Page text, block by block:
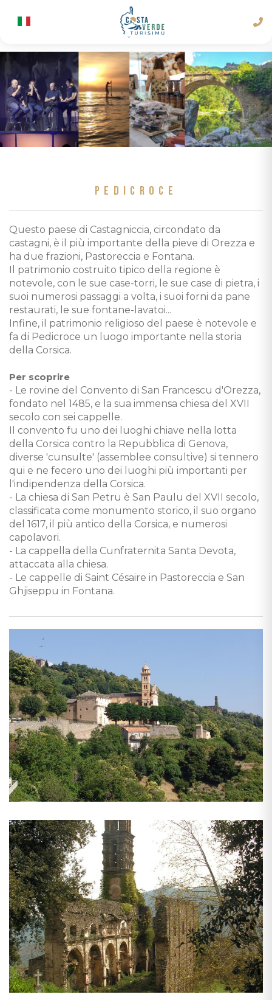
PEDICROCE
Questo paese di Castagniccia, circondato da
castagni, è il più importante della pieve di Orezza e
ha due frazioni, Pastoreccia e Fontana.
Il patrimonio costruito tipico della regione è
notevole, con le sue case-torri, le sue case di pietra, i
suoi numerosi passaggi a volta, i suoi forni da pane
restaurati, le sue fontane-lavatoi...
Infine, il patrimonio religioso del paese è notevole e
fa di Pedicroce un luogo importante nella storia
della Corsica.
Per scoprire
- Le rovine del Convento di San Francescu d'Orezza,
fondato nel 1485, e la sua immensa chiesa del XVII
secolo con sei cappelle.
Il convento fu uno dei luoghi chiave nella lotta
della Corsica contro la Repubblica di Genova,
diverse 'cunsulte' (assemblee consultive) si tennero
qui e ne fecero uno dei luoghi più importanti per
l'indipendenza della Corsica.
- La chiesa di San Petru è San Paulu del XVII secolo,
classificata come monumento storico, il suo organo
del 1617, il più antico della Corsica, e numerosi
capolavori.
- La cappella della Cunfraternita Santa Devota,
attaccata alla chiesa.
- Le cappelle di Saint Césaire in Pastoreccia e San
Ghjiseppu in Fontana.